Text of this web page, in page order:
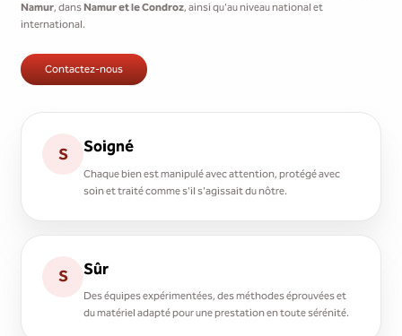
Namur, dansNamur et le Condroz, ainsi qu'au niveau national et
international.
Contactez-nous
S Soigné
Chaque bien est manipulé avec attention, protégé avec
soin et traité comme s'il s'agissait du nôtre.
S Sûr
Des équipes expérimentées, des méthodes éprouvées et
du matériel adapté pour une prestation en toute sérénité.